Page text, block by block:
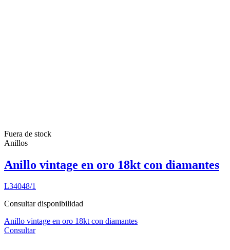
Fuera de stock
Anillos
Anillo vintage en oro 18kt con diamantes
L34048/1
Consultar disponibilidad
Anillo vintage en oro 18kt con diamantes
Consultar